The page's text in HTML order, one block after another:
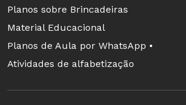
> 2,5%dos recursos
serão distribuídos às
ensino que obtenham
resultados educacionais,
Planos sobre Brincadeiras
Material Educacional
Planos de Aula por WhatsApp •
Atividades de alfabetização